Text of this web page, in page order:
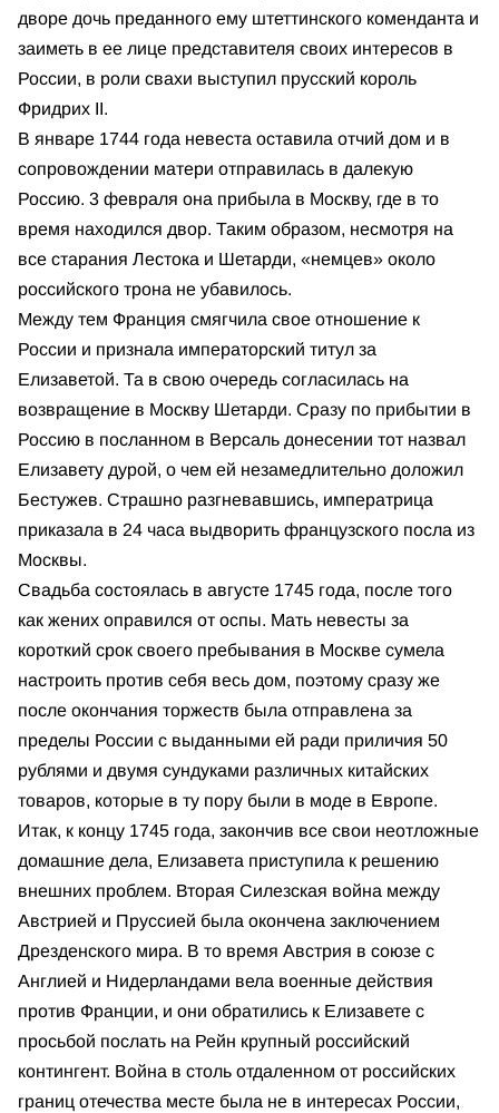
дворе дочь преданного ему штеттинского коменданта и
заиметь в ее лице представителя своих интересов в
России, в роли свахи выступил прусский король
Фридрих II.
В январе 1744 года невеста оставила отчий дом и в
сопровождении матери отправилась в далекую
Россию. 3 февраля она прибыла в Москву, где в то
время находился двор. Таким образом, несмотря на
все старания Лестока и Шетарди, «немцев» около
российского трона не убавилось.
Между тем Франция смягчила свое отношение к
России и признала императорский титул за
Елизаветой. Та в свою очередь согласилась на
возвращение в Москву Шетарди. Сразу по прибытии в
Россию в посланном в Версаль донесении тот назвал
Елизавету дурой, о чем ей незамедлительно доложил
Бестужев. Страшно разгневавшись, императрица
приказала в 24 часа выдворить французского посла из
Москвы.
Свадьба состоялась в августе 1745 года, после того
как жених оправился от оспы. Мать невесты за
короткий срок своего пребывания в Москве сумела
настроить против себя весь дом, поэтому сразу же
после окончания торжеств была отправлена за
пределы России с выданными ей ради приличия 50
рублями и двумя сундуками различных китайских
товаров, которые в ту пору были в моде в Европе.
Итак, к концу 1745 года, закончив все свои неотложные
домашние дела, Елизавета приступила к решению
внешних проблем. Вторая Силезская война между
Австрией и Пруссией была окончена заключением
Дрезденского мира. В то время Австрия в союзе с
Англией и Нидерландами вела военные действия
против Франции, и они обратились к Елизавете с
просьбой послать на Рейн крупный российский
контингент. Война в столь отдаленном от российских
границ отечества месте была не в интересах России,